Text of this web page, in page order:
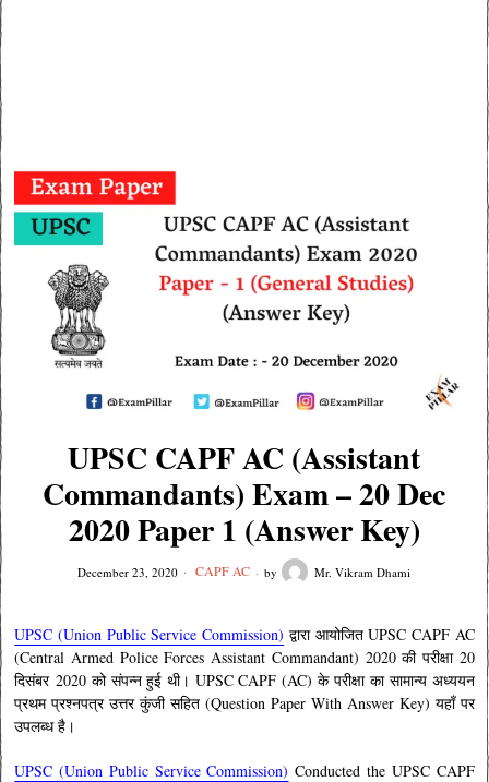
UPSC CAPF AC (Assistant
Commandants) Exam – 20 Dec
2020 Paper 1 (Answer Key)
December 23, 2020 CAPF AC by Mr. Vikram Dhami
UPSC (Union Public Service Commission) द्वारा आयोजित UPSC CAPF AC
(Central Armed Police Forces Assistant Commandant) 2020 की परीक्षा 20
दिसंबर2020 को संपन्न हुई थी। UPSC CAPF (AC) केपरीक्षा का सामान्य अध्ययन
प्रथम प्रश्नपत्र उत्तर कुंजी सहित (Question Paper With Answer Key) यहाँ पर
उपलब्ध है ।
UPSC (Union Public Service Commission) Conducted the UPSC CAPF